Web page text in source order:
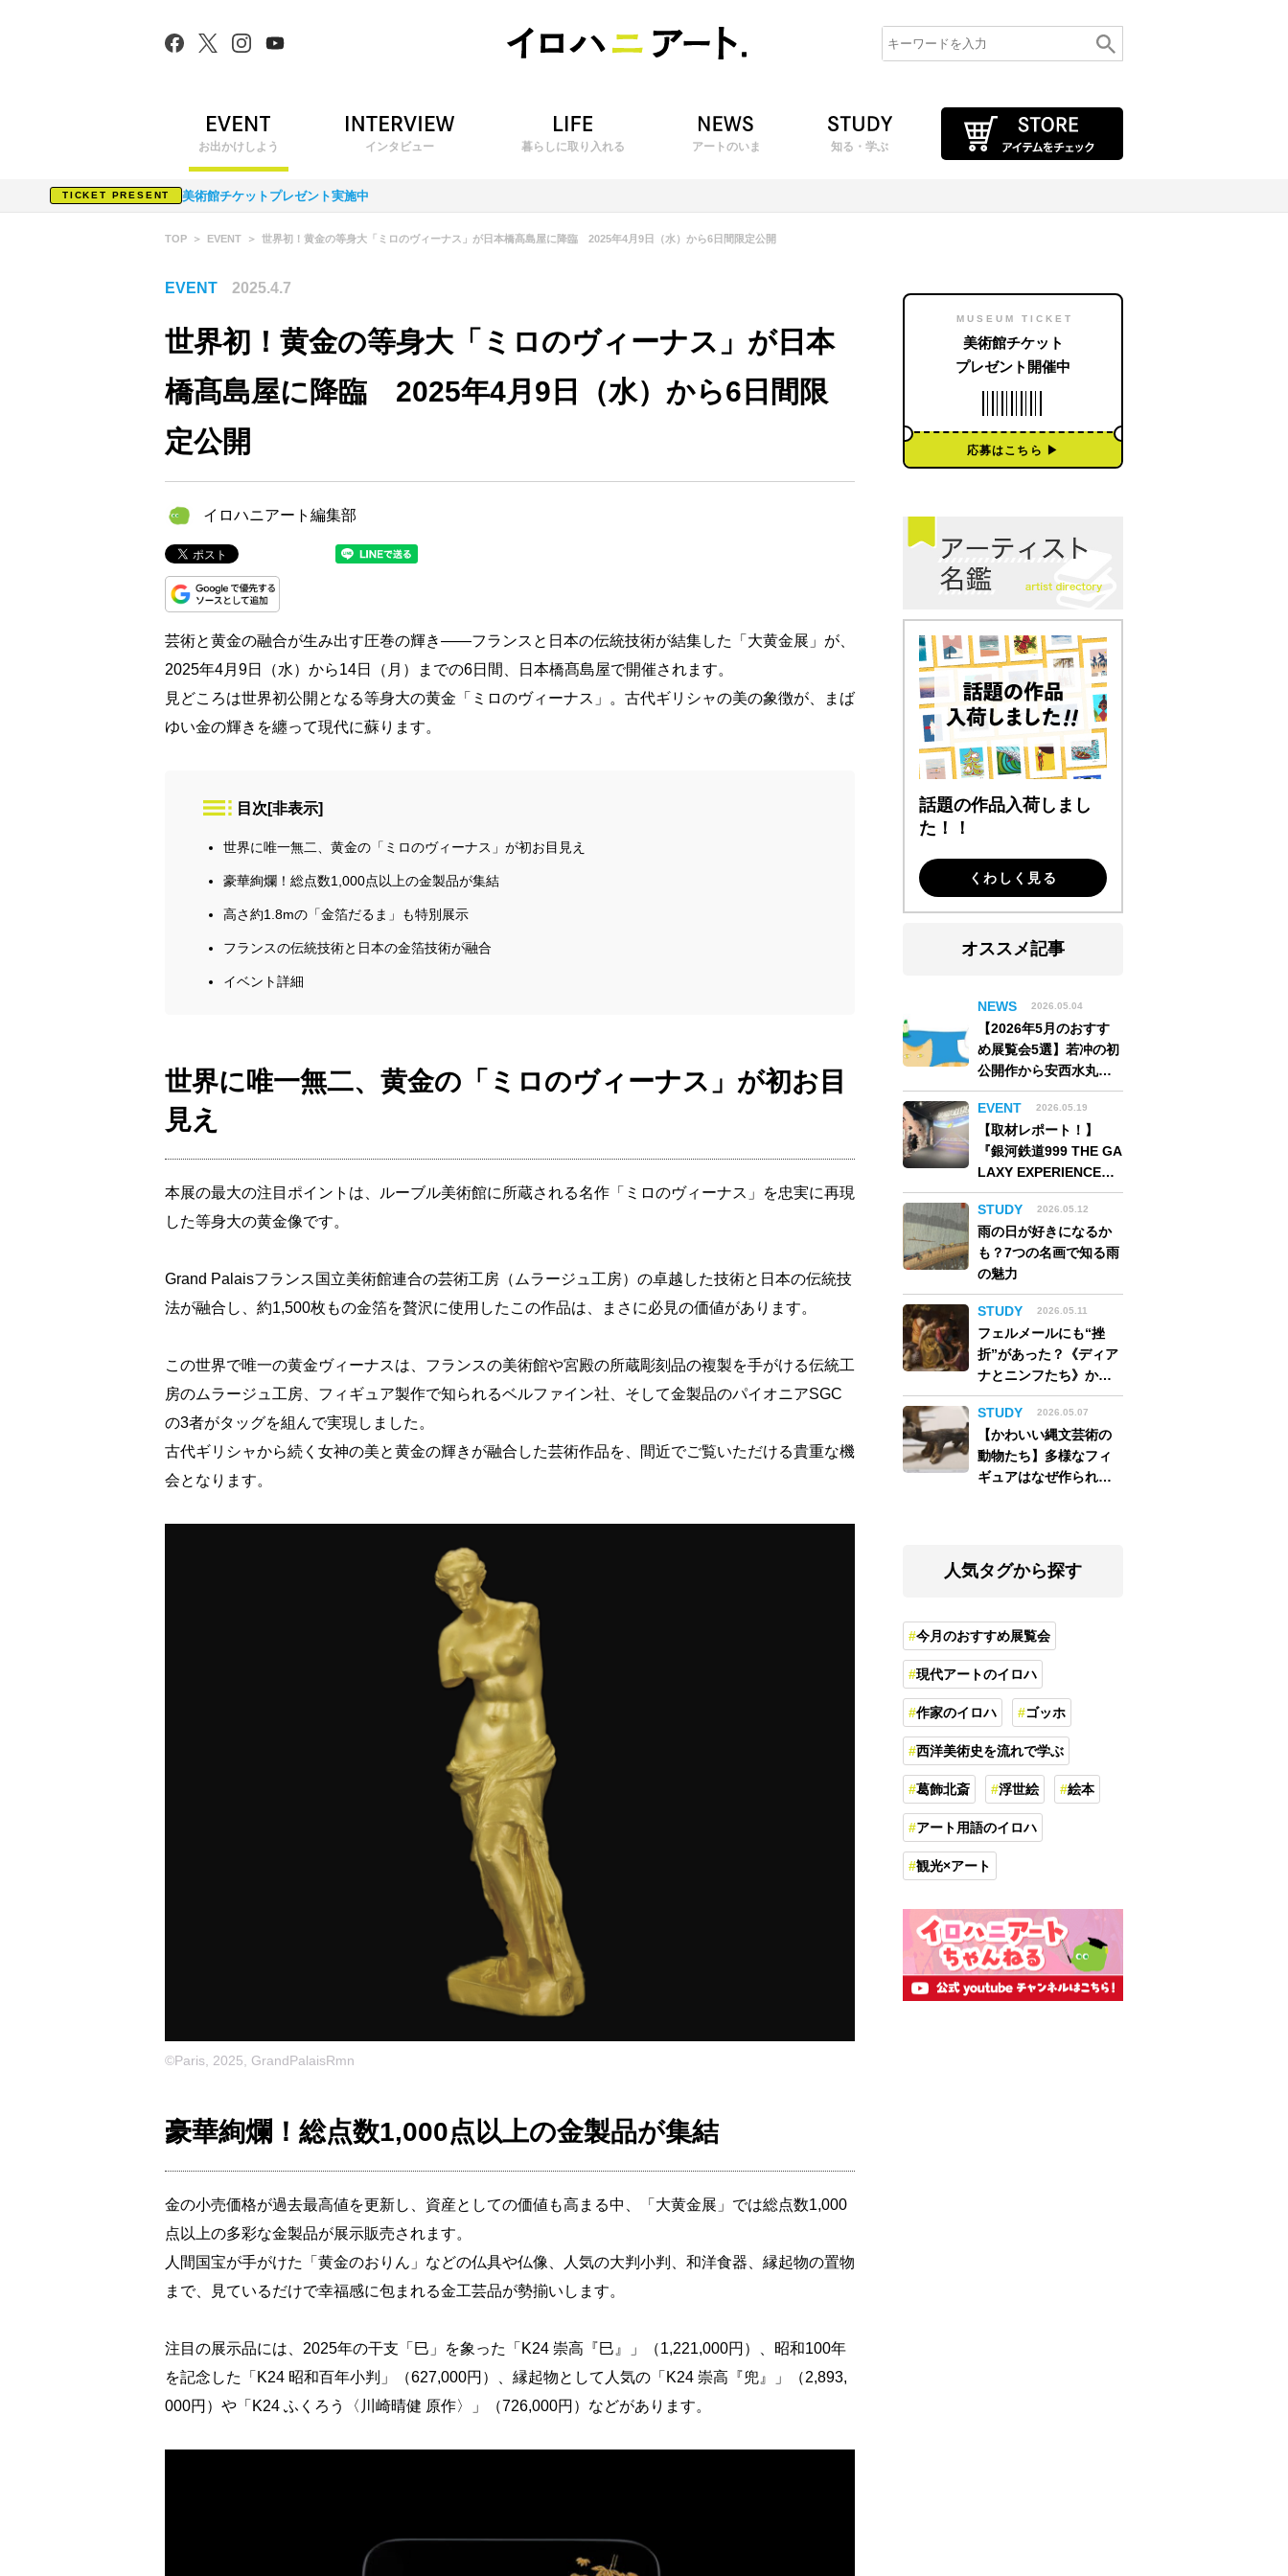
お出かけしよう インタビュー 暮らしに取り入れる アートのいま 知る・学ぶ
TICKET PRESENT 美術館チケットプレゼント実施中
TOP EVENT 世界初！黄金の等身大「ミロのヴィーナス」が日本橋髙島屋に降臨 2025年4月9日（水）から6日間限定公開
EVENT 2025.4.7
世界初！黄金の等身大「ミロのヴィーナス」が日本
橋髙島屋に降臨 2025年4月9日（水）から6日間限
定公開
イロハニアート編集部
芸術と黄金の融合が生み出す圧巻の輝き——フランスと日本の伝統技術が結集した「大黄金展」が、
2025年4月9日（水）から14日（月）までの6日間、日本橋髙島屋で開催されます。
見どころは世界初公開となる等身大の黄金「ミロのヴィーナス」。古代ギリシャの美の象徴が、まば
ゆい金の輝きを纏って現代に蘇ります。
目次 [非表示]
世界に唯一無二、黄金の「ミロのヴィーナス」が初お目見え
豪華絢爛！総点数1,000点以上の金製品が集結
高さ約1.8mの「金箔だるま」も特別展示
フランスの伝統技術と日本の金箔技術が融合
イベント詳細
世界に唯一無二、黄金の「ミロのヴィーナス」が初お目
見え
本展の最大の注目ポイントは、ルーブル美術館に所蔵される名作「ミロのヴィーナス」を忠実に再現
した等身大の黄金像です。
Grand Palaisフランス国立美術館連合の芸術工房（ムラージュ工房）の卓越した技術と日本の伝統技
法が融合し、約1,500枚もの金箔を贅沢に使用したこの作品は、まさに必見の価値があります。
この世界で唯一の黄金ヴィーナスは、フランスの美術館や宮殿の所蔵彫刻品の複製を手がける伝統工
房のムラージュ工房、フィギュア製作で知られるベルファイン社、そして金製品のパイオニアSGC
の3者がタッグを組んで実現しました。
古代ギリシャから続く女神の美と黄金の輝きが融合した芸術作品を、間近でご覧いただける貴重な機
会となります。
©Paris, 2025, GrandPalaisRmn
豪華絢爛！総点数1,000点以上の金製品が集結
金の小売価格が過去最高値を更新し、資産としての価値も高まる中、「大黄金展」では総点数1,000
点以上の多彩な金製品が展示販売されます。
人間国宝が手がけた「黄金のおりん」などの仏具や仏像、人気の大判小判、和洋食器、縁起物の置物
まで、見ているだけで幸福感に包まれる金工芸品が勢揃いします。
注目の展示品には、2025年の干支「巳」を象った「K24 崇高『巳』」（1,221,000円）、昭和100年
を記念した「K24 昭和百年小判」（627,000円）、縁起物として人気の「K24 崇高『兜』」（2,893,
000円）や「K24 ふくろう〈川崎晴健 原作〉」（726,000円）などがあります。
MUSEUM TICKET
美術館チケット
プレゼント開催中
応募はこちら ▶︎
話題の作品入荷しまし
た！！
くわしく見る
オススメ記事
NEWS 2026.05.04
【2026年5月のおすす
め展覧会5選】若冲の初
公開作から安西水丸の
世界、そしてゴッホ
《夜のカフェテラス》
まで
EVENT 2026.05.19
【取材レポート！】
『銀河鉄道999 THE GA
LAXY EXPERIENCE
あの旅は、まだ続いて
いる。』999号に乗り銀
河へ旅立つ。“観る”か
ら“体験する”展覧会
【角川武蔵野ミュージ
アム】
STUDY 2026.05.12
雨の日が好きになるか
も？7つの名画で知る雨
の魅力
STUDY 2026.05.11
フェルメールにも“挫
折”があった？《ディア
ナとニンフたち》から
読み解く巨匠の夢
STUDY
2026.05.07
【かわいい縄文芸術の
動物たち】多様なフィ
ギュアはなぜ作られ
人気タグから探す
今月のおすすめ展覧会
現代アートのイロハ
作家のイロハ ゴッホ
西洋美術史を流れで学ぶ
葛飾北斎 浮世絵 絵本
アート用語のイロハ
観光×アート